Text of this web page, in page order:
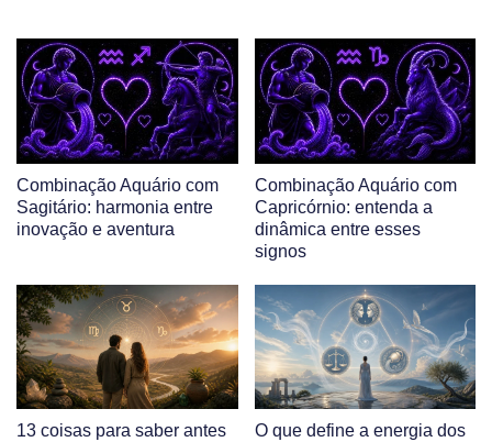
Combinação Aquário com
Sagitário: harmonia entre
inovação e aventura
Combinação Aquário com
Capricórnio: entenda a
dinâmica entre esses
signos
13 coisas para saber antes
O que define a energia dos